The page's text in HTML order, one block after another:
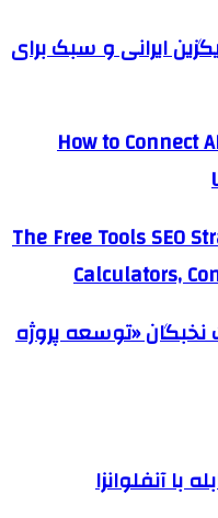
ایرانی و سبک برای
How to Connect
The Free Tools SEO
Calculators,
نخبگان «توسعه پروژه